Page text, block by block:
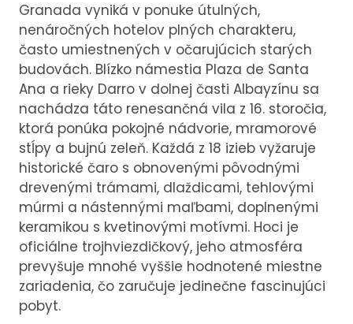
Granada vyniká v ponuke útulných,
nenáročných hotelov plných charakteru,
často umiestnených v očarujúcich starých
budovách. Blízko námestia Plaza de Santa
Ana a rieky Darro v dolnej časti Albayzínu sa
nachádza táto renesančná vila z 16. storočia,
ktorá ponúka pokojné nádvorie, mramorové
stĺpy a bujnú zeleň. Každá z 18 izieb vyžaruje
historické čaro s obnovenými pôvodnými
drevenými trámami, dlaždicami, tehlovými
múrmi a nástennými maľbami, doplnenými
keramikou s kvetinovými motívmi. Hoci je
oficiálne trojhviezdičkový, jeho atmosféra
prevyšuje mnohé vyššie hodnotené miestne
zariadenia, čo zaručuje jedinečne fascinujúci
pobyt.